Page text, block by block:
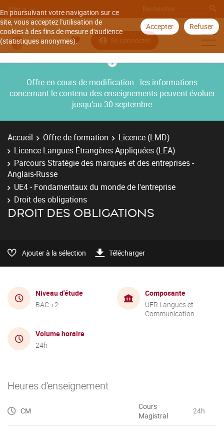
En poursuivant votre navigation sur ce
site, vous acceptez l'utilisation de
cookies à des fins de mesure d'audience
(statistiques anonymes).
Accepter Refuser
Aller à
Se connecter
Offre en cours de modification : les informations
concernant le contenu des enseignements peuvent évoluer
jusqu’au 30 septembre
Accueil Offre de formation
Licence (LMD)
Licence Langues Étrangères Appliquées (LEA)
Parcours Stratégie des marques et des entreprises -
Anglais-Russe
UE4 - Fondamentaux du monde de l'entreprise
Droit des obligations
DROIT DES OBLIGATIONS
Ajouter à la sélection Télécharger
Niveau d'étude
BAC +2
Composante
UFR Langues et
Communication
Volume horaire
24h
Heures d'enseignement
CM
Cours
Magistral
24h